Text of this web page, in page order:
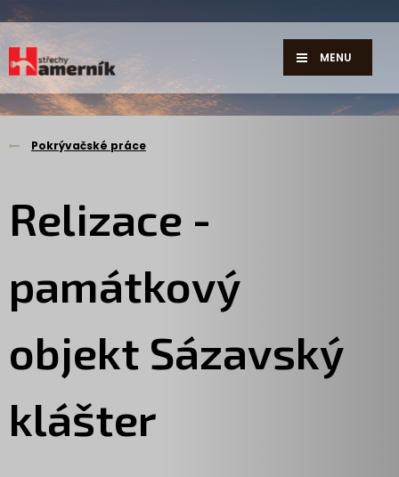
MENU
Pokrývačské práce
Relizace -
památkový
objekt Sázavský
klášter